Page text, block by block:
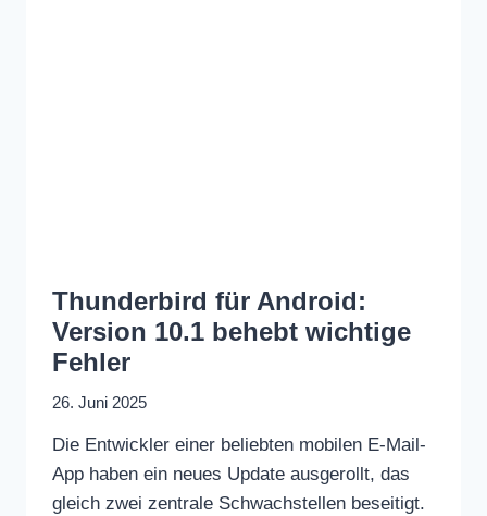
Thunderbird für Android:
Version 10.1 behebt wichtige
Fehler
26. Juni 2025
Die Entwickler einer beliebten mobilen E-Mail-
App haben ein neues Update ausgerollt, das
gleich zwei zentrale Schwachstellen beseitigt.